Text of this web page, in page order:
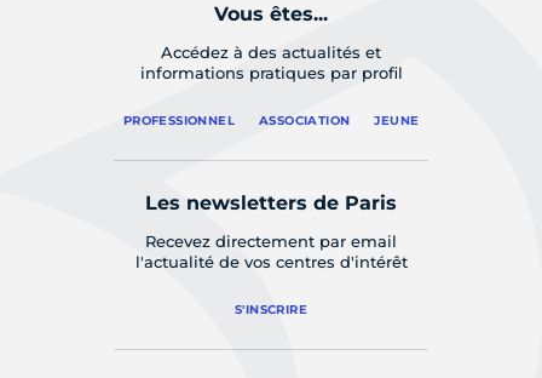
Vous êtes...
Accédez à des actualités et
informations pratiques par profil
PROFESSIONNEL ASSOCIATION JEUNE
Les newsletters de Paris
Recevez directement par email
l'actualité de vos centres d'intérêt
S'INSCRIRE